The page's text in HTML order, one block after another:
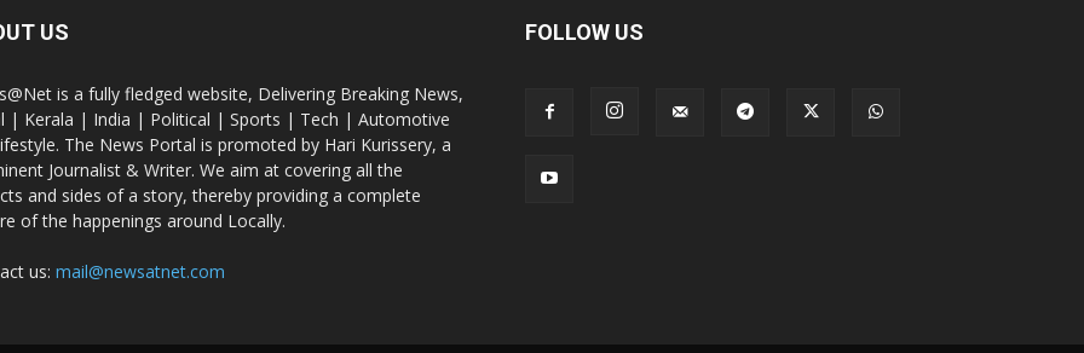
US
is a fully fledged website, Delivering Breaking News,
| Kerala | India | Political | Sports | Tech | Automotive
The News Portal is promoted by Hari Kurissery, a
Journalist & Writer. We aim at covering all the
and sides of a story, thereby providing a complete
of the happenings around Locally.
us: mail@newsatnet.com
FOLLOW US